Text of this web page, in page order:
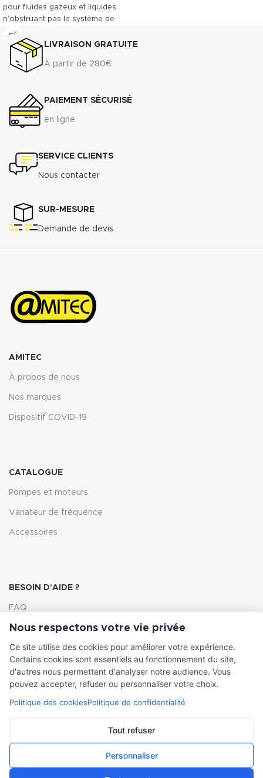
pour fluides gazeux et liquides
n’obstruant pas le système de
mesure ou n’attaquant pas les
alliages de cuivre, hydraulique,
compresseurs et construction
navale. Vitre polycarbonate.
graduation bar/psi.
Télécharger la documentation
commerciale (.pdf)
LIVRAISON GRATUITE
À partir de 280€
PAIEMENT SÉCURISÉ
en ligne
SERVICE CLIENTS
Nous contacter
SUR-MESURE
Demande de devis
AMITEC
À propos de nous
Nos marques
Dispositif COVID-19
CATALOGUE
Pompes et moteurs
Variateur de fréquence
Accessoires
BESOIN D'AIDE ?
FAQ
Lexique
Comment choisir ma pompe
INFORMATIONS LÉGALES
Mentions légales
Nous respectons votre vie privée
Ce site utilise des cookies pour améliorer votre expérience.
Certains cookies sont essentiels au fonctionnement du site,
d'autres nous permettent d'analyser notre audience. Vous
pouvez accepter, refuser ou personnaliser votre choix.
Politique des cookiesPolitique de confidentialité
Tout refuser
Personnaliser